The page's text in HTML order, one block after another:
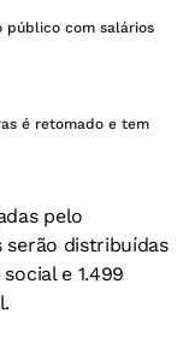
público com salários
é retomado e tem
pelo
serão distribuídas
e 1.499